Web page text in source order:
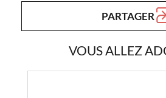
PARTAGER
VOUS ALLEZ